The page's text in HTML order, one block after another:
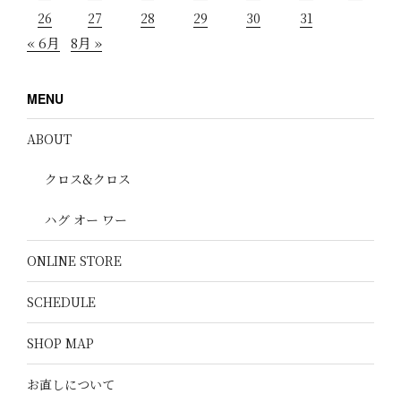
26
27 28 29 30 31
« 6月 8月 »
MENU
ABOUT
クロス&クロス
ハグ オー ワー
ONLINE STORE
SCHEDULE
SHOP MAP
お直しについて